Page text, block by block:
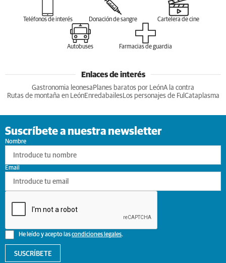
Teléfonos de interés Donación de sangre Cartelera de cine
Autobuses Farmacias de guardia
Enlaces de interés
Gastronomia leonesa Planes baratos por LeónA la contra
Rutas de montaña en LeónEnredabailesLos personajes de Ful Cataplasma
Suscríbete a nuestra newsletter
Nombre
He leído y acepto lascondiciones legales.
Email
SUSCRÍBETE